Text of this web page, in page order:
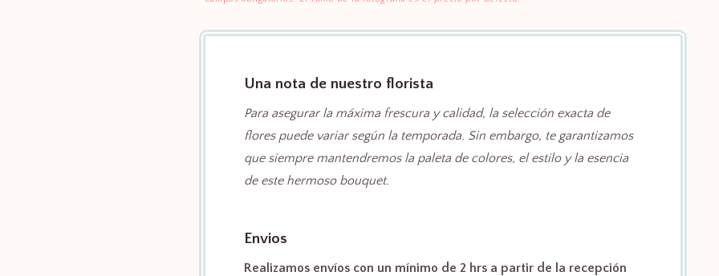
Una nota de nuestro florista
Para asegurar la máxima frescura y calidad, la selección exacta de
flores puede variar según la temporada. Sin embargo, te garantizamos
que siempre mantendremos la paleta de colores, el estilo y la esencia
de este hermoso bouquet.
Envios
Realizamos envíos con un mínimo de 2 hrs a partir de la recepción